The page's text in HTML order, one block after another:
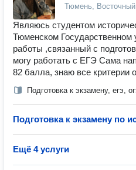
Тюмень, Восточный
Являюсь студентом
Тюменском Государственном
работы ,связанный с
могу работать с ЕГЭ Сама
82 балла, знаю все критерии
Подготовка к экзамену, егэ,
Подготовка к экзамену по
Ещё 4 услуги